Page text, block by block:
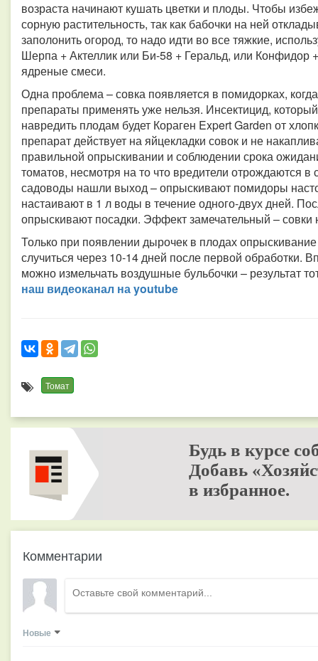
возраста начинают кушать цветки и плоды. Чтобы
сорную растительность, так как бабочки на ней
заполонить огород, то надо идти во все тяжкие,
Шерпа + Актеллик или Би-58 + Геральд, или
ядреные смеси.
Одна проблема – совка появляется в помидорках,
препараты применять уже нельзя. Инсектицид,
навредить плодам будет Кораген Expert Garden от
препарат действует на яйцекладки совок и не
правильной опрыскивании и соблюдении срока
томатов, несмотря на то что вредители отрождаются
садоводы нашли выход – опрыскивают помидоры
настаивают в 1 л воды в течение одного-двух дней.
опрыскивают посадки. Эффект замечательный –
Только при появлении дырочек в плодах
случиться через 10-14 дней после первой обработки.
можно измельчать воздушные бульбочки – результат
наш видео­канал на youtube
Томат
Будь в курсе
Добавь
в избранное.
Комментарии
Новые